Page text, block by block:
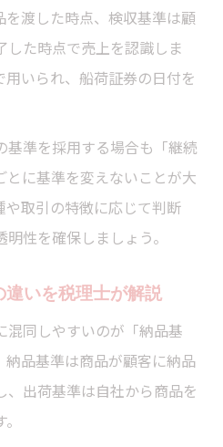
を渡した時点、検収基準は顧
た時点で売上を認識しま
いられ、船荷証券の日付を
準を採用する場合も「継続
に基準を変えないことが大
取引の特徴に応じて判断
性を確保しましょう。
いを税理士が解説
混同しやすいのが「納品基
品基準は商品が顧客に納品
、出荷基準は自社から商品を